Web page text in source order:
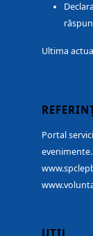
Ultima
Portal